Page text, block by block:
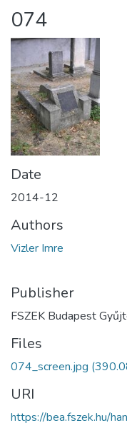
About us
074
Date
2014-12
Authors
Vizler Imre
Publisher
FSZEK Budapest
Files
074_screen.jpg
URI
https://bea.fszek.hu/